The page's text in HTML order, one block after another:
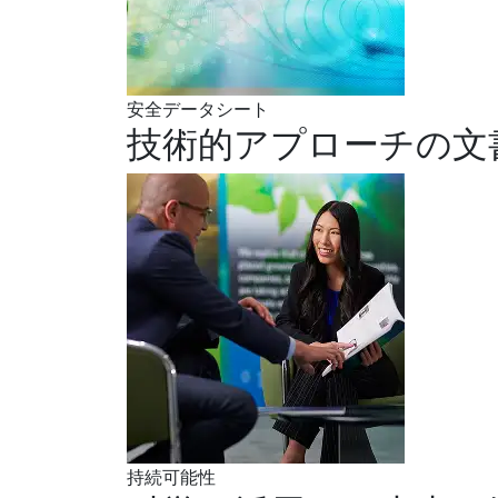
安全データシート
技術的アプローチの文
持続可能性